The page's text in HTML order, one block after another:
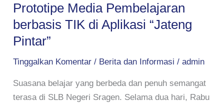
Prototipe Media Pembelajaran
berbasis TIK di Aplikasi “Jateng
Pintar”
Tinggalkan Komentar / Berita dan Informasi /admin
Suasana belajar yang berbeda dan penuh semangat
terasa di SLB Negeri Sragen. Selama dua hari, Rabu
Aplikasi
“Jateng
Pintar”